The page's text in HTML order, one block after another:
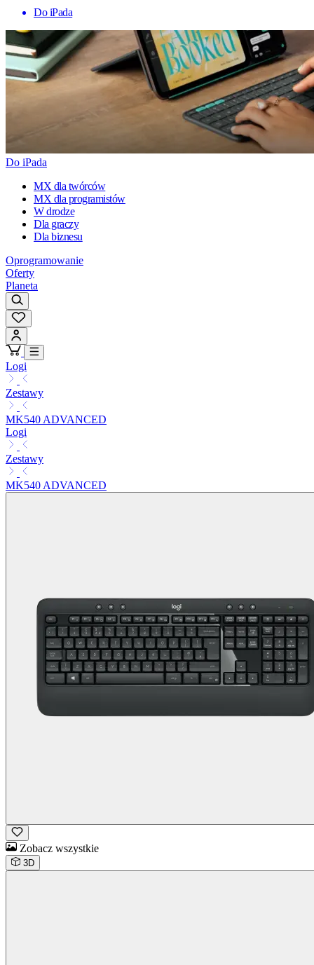
Do iPada
Do iPada
MX dla twórców
MX dla programistów
W drodze
Dla graczy
Dla biznesu
Oprogramowanie
Oferty
Planeta
Logi
Zestawy
MK540 ADVANCED
Logi
Zestawy
MK540 ADVANCED
Zobacz wszystkie
3D